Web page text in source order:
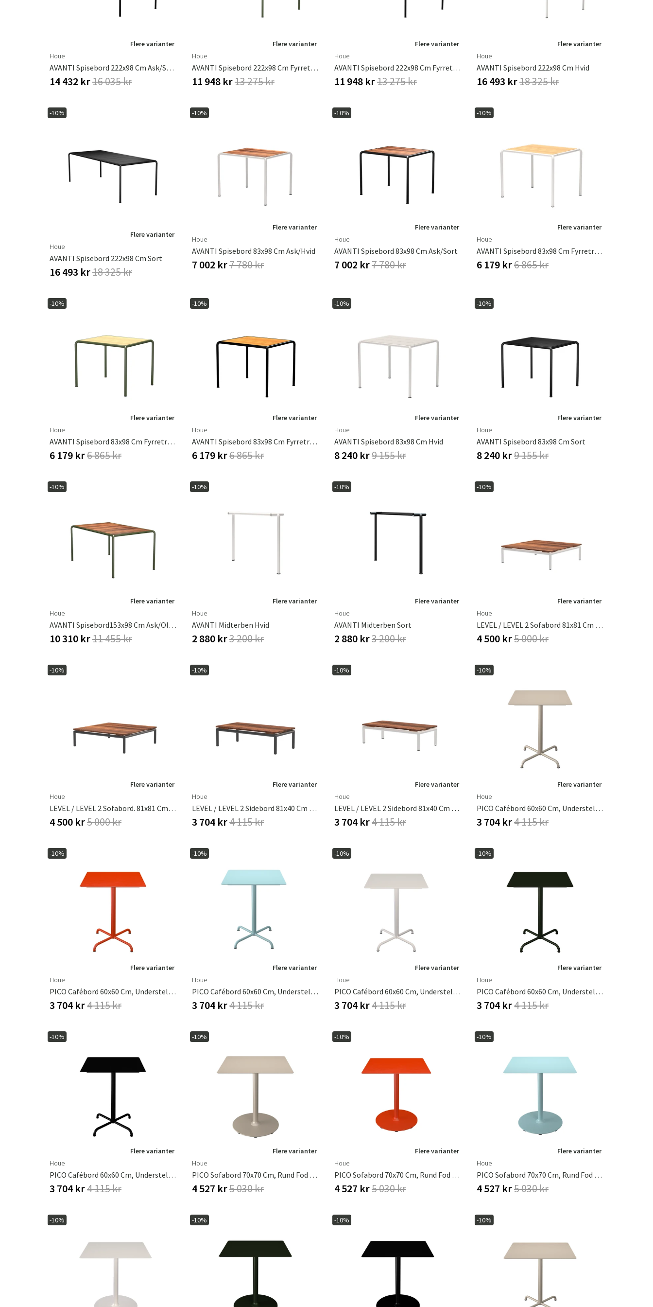
Danmark
Flere varianter
Houe
AVANTI Spisebord 222x98 Cm Ask/sort
14 432 kr16 035 kr
Flere varianter
Houe
AVANTI Spisebord 222x98 Cm Fyrretræ/olivengrøn
11 948 kr13 275 kr
Flere varianter
Houe
AVANTI Spisebord 222x98 Cm Fyrretræ/sort
11 948 kr13 275 kr
Flere varianter
Houe
AVANTI Spisebord 222x98 Cm Hvid
16 493 kr18 325 kr
-10%
Flere varianter
Houe
AVANTI Spisebord 222x98 Cm Sort
16 493 kr18 325 kr
-10%
Flere varianter
Houe
AVANTI Spisebord 83x98 Cm Ask/hvid
7 002 kr7 780 kr
-10%
Flere varianter
Houe
AVANTI Spisebord 83x98 Cm Ask/sort
7 002 kr7 780 kr
-10%
Flere varianter
Houe
AVANTI Spisebord 83x98 Cm Fyrretræ/hvid
6 179 kr6 865 kr
-10%
Flere varianter
Houe
AVANTI Spisebord 83x98 Cm Fyrretræ/olivengrøn
6 179 kr6 865 kr
-10%
Flere varianter
Houe
AVANTI Spisebord 83x98 Cm Fyrretræ/sort
6 179 kr6 865 kr
-10%
Flere varianter
Houe
AVANTI Spisebord 83x98 Cm Hvid
8 240 kr9 155 kr
-10%
Flere varianter
Houe
AVANTI Spisebord 83x98 Cm Sort
8 240 kr9 155 kr
-10%
Flere varianter
Houe
AVANTI Spisebord153x98 Cm Ask/olivengrøn
10 310 kr11 455 kr
-10%
Flere varianter
Houe
AVANTI Midterben Hvid
2 880 kr3 200 kr
-10%
Flere varianter
Houe
AVANTI Midterben Sort
2 880 kr3 200 kr
-10%
Flere varianter
Houe
LEVEL / LEVEL 2 Sofabord 81x81 Cm Ask/hvid
4 500 kr5 000 kr
-10%
Flere varianter
Houe
LEVEL / LEVEL 2 Sofabord. 81x81 Cm Ask/grå
4 500 kr5 000 kr
-10%
Flere varianter
Houe
LEVEL / LEVEL 2 Sidebord 81x40 Cm Ask/grå
3 704 kr4 115 kr
-10%
Flere varianter
Houe
LEVEL / LEVEL 2 Sidebord 81x40 Cm Ask/hvid
3 704 kr4 115 kr
-10%
Flere varianter
Houe
PICO Cafébord 60x60 Cm, Understel 4 Ben Beige
3 704 kr4 115 kr
-10%
Flere varianter
Houe
PICO Cafébord 60x60 Cm, Understel 4 Ben Cayenne
3 704 kr4 115 kr
-10%
Flere varianter
Houe
PICO Cafébord 60x60 Cm, Understel 4 Ben Ice Blue
3 704 kr4 115 kr
-10%
Flere varianter
Houe
PICO Cafébord 60x60 Cm, Understel 4 Ben Muted White
3 704 kr4 115 kr
-10%
Flere varianter
Houe
PICO Cafébord 60x60 Cm, Understel 4 Ben Olive Green
3 704 kr4 115 kr
-10%
Flere varianter
Houe
PICO Cafébord 60x60 Cm, Understel 4 Ben Sort
3 704 kr4 115 kr
-10%
Flere varianter
Houe
PICO Sofabord 70x70 Cm, Rund Fod Beige
4 527 kr5 030 kr
-10%
Flere varianter
Houe
PICO Sofabord 70x70 Cm, Rund Fod Cayenne
4 527 kr5 030 kr
-10%
Flere varianter
Houe
PICO Sofabord 70x70 Cm, Rund Fod Ice Blue
4 527 kr5 030 kr
-10% -10% -10% -10%